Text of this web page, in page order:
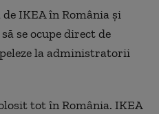
IKEA în România şi
se ocupe direct de
la administratorii
tot în România. IKEA